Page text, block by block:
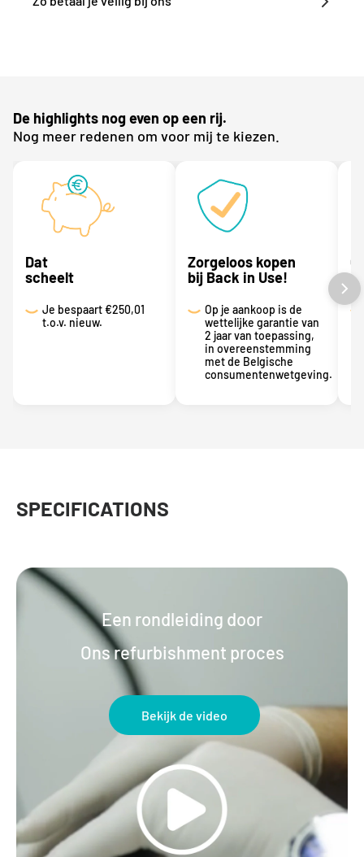
De highlights nog even op een rij.
Nog meer redenen om voor mij te kiezen.
Dat
scheelt
Je bespaart€250,01
t.o.v. nieuw.
Zorgeloos kopen
bij Back in Use!
Op je aankoop is de
wettelijke garantie van
2 jaar van toepassing,
in overeenstemming
met de Belgische
consumentenwetgeving.
SPECIFICATIONS
Een rondleiding door
Ons refurbishment proces
Bekijk de video